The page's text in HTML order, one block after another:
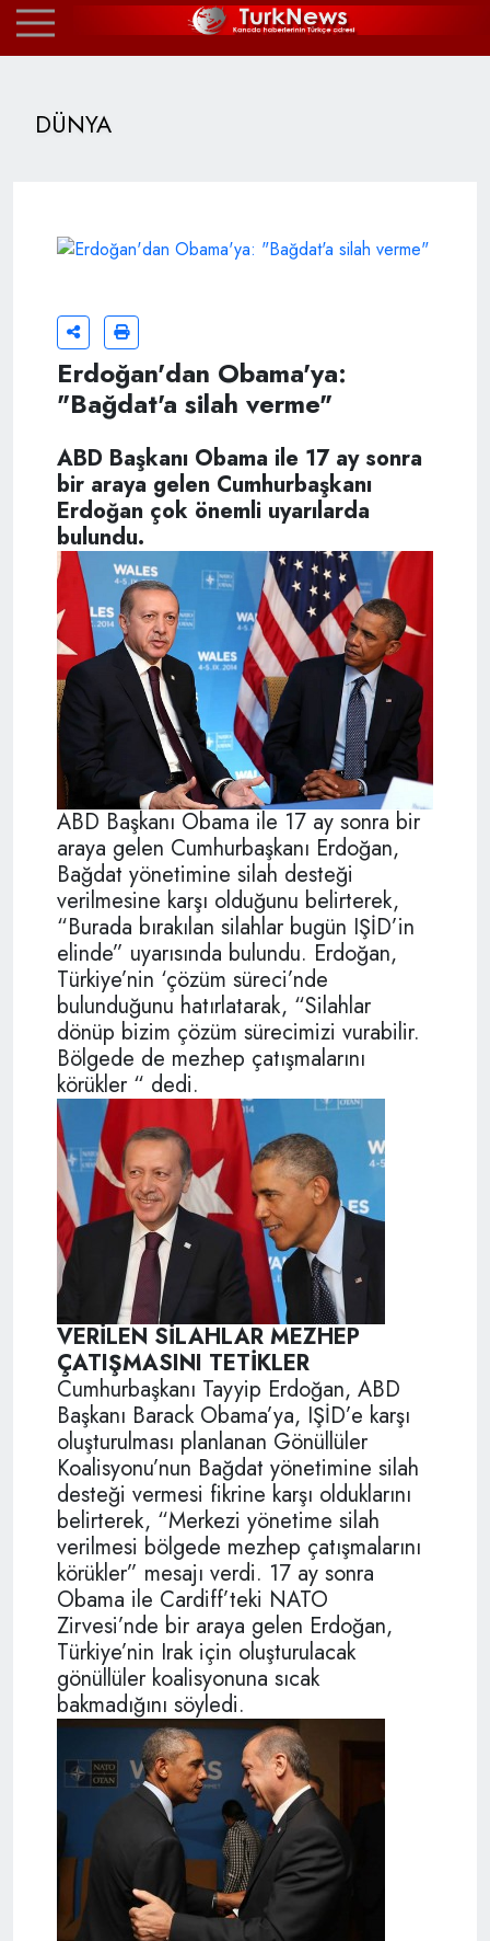
DÜNYA
Erdoğan'dan Obama'ya:
"Bağdat'a silah verme"
ABD Başkanı Obama ile 17 ay sonra
bir araya gelen Cumhurbaşkanı
Erdoğan çok önemli uyarılarda
bulundu.
ABD Başkanı Obama ile 17 ay sonra bir
araya gelen Cumhurbaşkanı Erdoğan,
Bağdat yönetimine silah desteği
verilmesine karşı olduğunu belirterek,
“Burada bırakılan silahlar bugün IŞİD’in
elinde” uyarısında bulundu. Erdoğan,
Türkiye’nin ‘çözüm süreci’nde
bulunduğunu hatırlatarak, “Silahlar
dönüp bizim çözüm sürecimizi vurabilir.
Bölgede de mezhep çatışmalarını
körükler “ dedi.
VERİLEN SİLAHLAR MEZHEP
ÇATIŞMASINI TETİKLER
Cumhurbaşkanı Tayyip Erdoğan, ABD
Başkanı Barack Obama’ya, IŞİD’e karşı
oluşturulması planlanan Gönüllüler
Koalisyonu’nun Bağdat yönetimine silah
desteği vermesi fikrine karşı olduklarını
belirterek, “Merkezi yönetime silah
verilmesi bölgede mezhep çatışmalarını
körükler” mesajı verdi. 17 ay sonra
Obama ile Cardiff’teki NATO
Zirvesi’nde bir araya gelen Erdoğan,
Türkiye’nin Irak için oluşturulacak
gönüllüler koalisyonuna sıcak
bakmadığını söyledi.